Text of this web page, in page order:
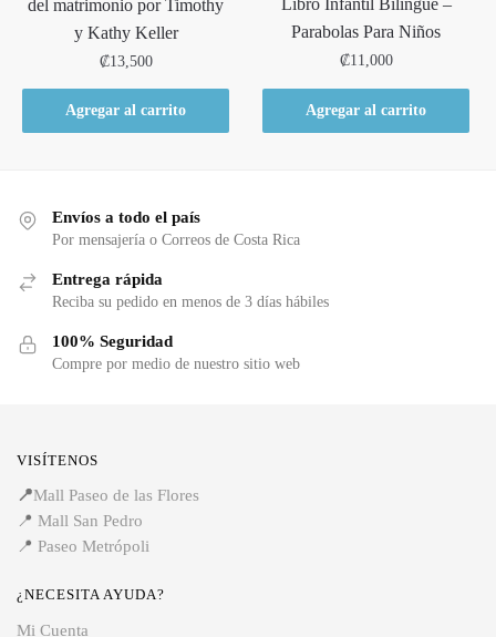
del matrimonio por Timothy
y Kathy Keller
₡13,500
Agregar al carrito
Libro Infantil Bilingue –
Parabolas Para Niños
₡11,000
Agregar al carrito
Envíos a todo el país
Por mensajería o Correos de Costa Rica
Entrega rápida
Reciba su pedido en menos de 3 días hábiles
100% Seguridad
Compre por medio de nuestro sitio web
VISÍTENOS
📍Mall Paseo de las Flores
📍 Mall San Pedro
📍 Paseo Metrópoli
¿NECESITA AYUDA?
Mi Cuenta